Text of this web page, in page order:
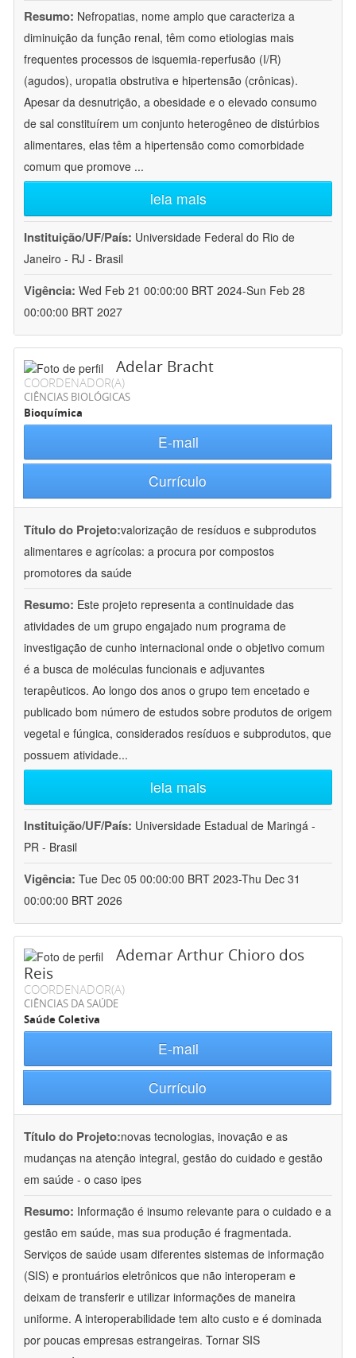
Resumo: Nefropatias, nome amplo que caracteriza a
diminuição da função renal, têm como etiologias mais
frequentes processos de isquemia-reperfusão (I/R)
(agudos), uropatia obstrutiva e hipertensão (crônicas).
Apesar da desnutrição, a obesidade e o elevado consumo
de sal constituírem um conjunto heterogêneo de distúrbios
alimentares, elas têm a hipertensão como comorbidade
comum que promove ...
leia mais
Instituição/UF/País: Universidade Federal do Rio de
Janeiro - RJ - Brasil
Vigência: Wed Feb 21 00:00:00 BRT 2024-Sun Feb 28
00:00:00 BRT 2027
Adelar Bracht
COORDENADOR(A)
CIÊNCIAS BIOLÓGICAS
Bioquímica
E-mail
Currículo
Título do Projeto:valorização de resíduos e subprodutos
alimentares e agrícolas: a procura por compostos
promotores da saúde
Resumo: Este projeto representa a continuidade das
atividades de um grupo engajado num programa de
investigação de cunho internacional onde o objetivo comum
é a busca de moléculas funcionais e adjuvantes
terapêuticos. Ao longo dos anos o grupo tem encetado e
publicado bom número de estudos sobre produtos de origem
vegetal e fúngica, considerados resíduos e subprodutos, que
possuem atividade...
leia mais
Instituição/UF/País: Universidade Estadual de Maringá -
PR - Brasil
Vigência: Tue Dec 05 00:00:00 BRT 2023-Thu Dec 31
00:00:00 BRT 2026
Ademar Arthur Chioro dos
Reis
COORDENADOR(A)
CIÊNCIAS DA SAÚDE
Saúde Coletiva
E-mail
Currículo
Título do Projeto:novas tecnologias, inovação e as
mudanças na atenção integral, gestão do cuidado e gestão
em saúde - o caso ipes
Resumo: Informação é insumo relevante para o cuidado e a
gestão em saúde, mas sua produção é fragmentada.
Serviços de saúde usam diferentes sistemas de informação
(SIS) e prontuários eletrônicos que não interoperam e
deixam de transferir e utilizar informações de maneira
uniforme. A interoperabilidade tem alto custo e é dominada
por poucas empresas estrangeiras. Tornar SIS